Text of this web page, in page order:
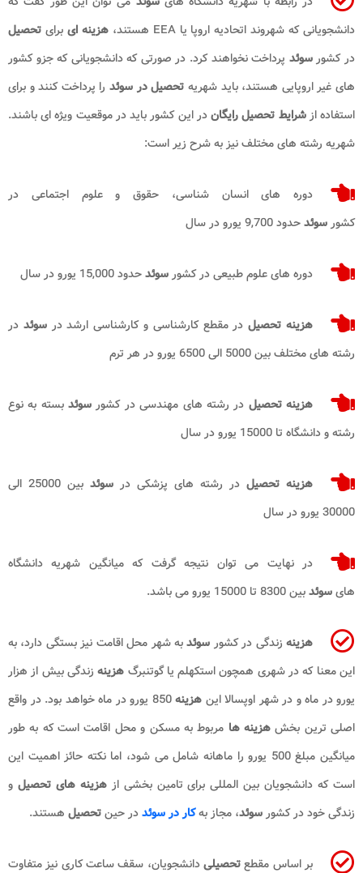
دانشجویانی که شهروند اتحادیه اروپا یا EEA هستند،
هزینه ای برای تحصیل
در کشورسوئد پرداخت نخواهند کرد. در صورتی که دانشجویانی که جزو کشور
های غیر اروپایی هستند، باید شهریه تحصیل در سوئدرا پرداخت کنند و برای
استفاده ازشرایط تحصیلرایگاندر این کشور باید در موقعیت ویژه ای باشند.
شهریه رشته های مختلف نیز به شرح زیر است:
دوره های انسان شناسی، حقوق و علوم اجتماعی در
کشورسوئدحدود 9,700 یورو در سال
دوره های علوم طبیعی در کشورسوئدحدود 15,000 یورو در سال
هزینه تحصیلدر مقطع کارشناسی و کارشناسی ارشد درسوئد در
رشته های مختلف بین 5000 الی 6500 یورو در هر ترم
هزینه تحصیل در رشته های مهندسی در کشور سوئدبسته به نوع
رشته و دانشگاه تا 15000 یورو در سال
هزینه تحصیل در رشته های پزشکی در سوئد
بین 25000 الی
30000 یورو در سال
در نهایت می توان نتیجه گرفت که میانگین شهریه دانشگاه
هایسوئدبین 8300 تا 15000 یورو می باشد.
هزینهزندگی در کشور سوئدبه شهر محل اقامت نیز بستگی دارد، به
این معنا که در شهری همچون استکهلم یا گوتنبرگ هزینهزندگی بیش از هزار
یورو در ماه و در شهر اوپسالا این هزینه
850 یورو در ماه خواهد بود. در واقع
اصلی ترین بخشهزینه ها مربوط به مسکن و محل اقامت است که به طور
میانگین مبلغ 500 یورو را ماهانه شامل می شود، اما نکته حائز اهمیت این
است که دانشجویان بین المللی برای تامین بخشی ازهزینه های تحصیل و
زندگی خود در کشورسوئد، مجاز بهکار در سوئددر حینتحصیل هستند.
بر اساس مقطعتحصیلیدانشجویان، سقف ساعت کاری نیز متفاوت